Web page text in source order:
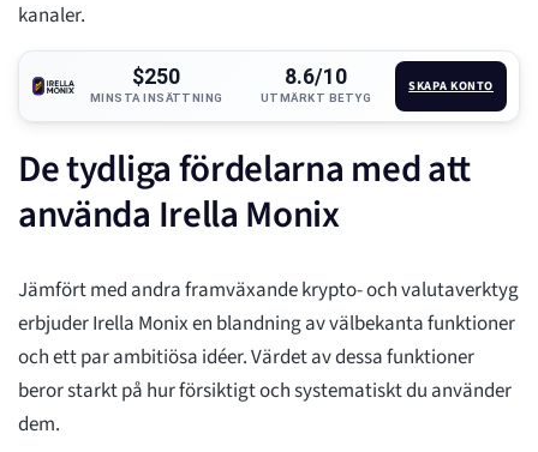
kanaler.
$250
MINSTA INSÄTTNING
8.6/10
UTMÄRKT BETYG
SKAPA KONTO
De tydliga fördelarna med att
använda Irella Monix
Jämfört med andra framväxande krypto- och valutaverktyg
erbjuder Irella Monix en blandning av välbekanta funktioner
och ett par ambitiösa idéer. Värdet av dessa funktioner
beror starkt på hur försiktigt och systematiskt du använder
dem.